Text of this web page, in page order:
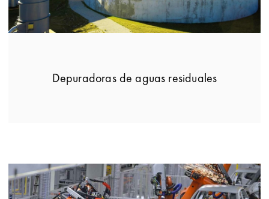
Depuradoras de aguas residuales